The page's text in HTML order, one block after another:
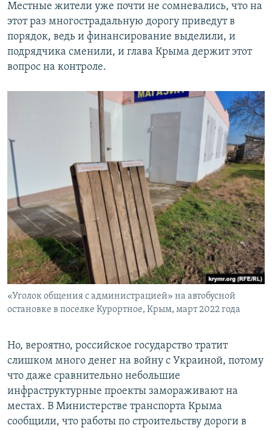
Местные жители уже почти не сомневались, что на
этот раз многострадальную дорогу приведут в
порядок, ведь и финансирование выделили, и
подрядчика сменили, и глава Крыма держит этот
вопрос на контроле.
«Уголок общения с администрацией» на автобусной
остановке в поселке Курортное, Крым, март 2022 года
Но, вероятно, российское государство тратит
слишком много денег на войну с Украиной, потому
что даже сравнительно небольшие
инфраструктурные проекты замораживают на
местах. В Министерстве транспорта Крыма
сообщили, что работы по строительству дороги в